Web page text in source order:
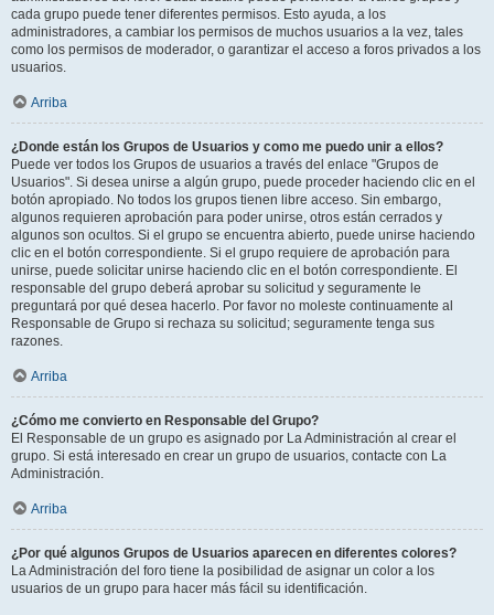
cada grupo puede tener diferentes permisos. Esto ayuda, a los
administradores, a cambiar los permisos de muchos usuarios a la vez, tales
como los permisos de moderador, o garantizar el acceso a foros privados a los
usuarios.
Arriba
¿Donde están los Grupos de Usuarios y como me puedo unir a ellos?
Puede ver todos los Grupos de usuarios a través del enlace "Grupos de
Usuarios". Si desea unirse a algún grupo, puede proceder haciendo clic en el
botón apropiado. No todos los grupos tienen libre acceso. Sin embargo,
algunos requieren aprobación para poder unirse, otros están cerrados y
algunos son ocultos. Si el grupo se encuentra abierto, puede unirse haciendo
clic en el botón correspondiente. Si el grupo requiere de aprobación para
unirse, puede solicitar unirse haciendo clic en el botón correspondiente. El
responsable del grupo deberá aprobar su solicitud y seguramente le
preguntará por qué desea hacerlo. Por favor no moleste continuamente al
Responsable de Grupo si rechaza su solicitud; seguramente tenga sus
razones.
Arriba
¿Cómo me convierto en Responsable del Grupo?
El Responsable de un grupo es asignado por La Administración al crear el
grupo. Si está interesado en crear un grupo de usuarios, contacte con La
Administración.
Arriba
¿Por qué algunos Grupos de Usuarios aparecen en diferentes colores?
La Administración del foro tiene la posibilidad de asignar un color a los
usuarios de un grupo para hacer más fácil su identificación.